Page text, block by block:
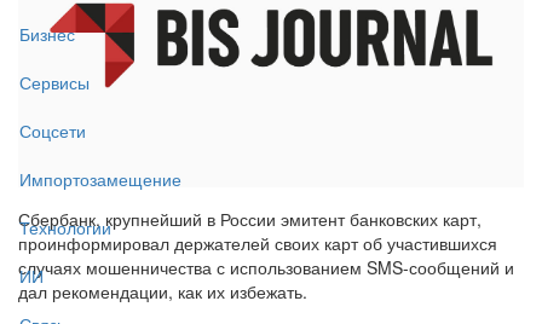
Бизнес
Сервисы
Соцсети
Импортозамещение
Технологии
ИИ
Сбербанк, крупнейший в России эмитент банковских карт,
проинформировал держателей своих карт об участившихся
случаях мошенничества с использованием SMS-сообщений и
дал рекомендации, как их избежать.